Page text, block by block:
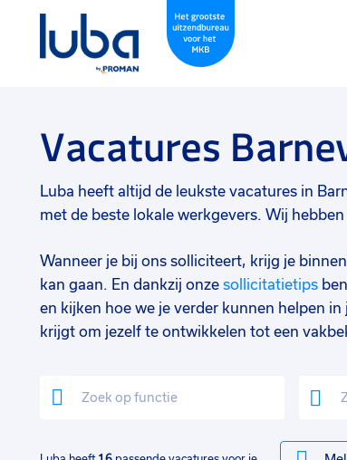
Vacatures
Luba heeft altijd de leukste vacatures in
met de beste lokale werkgevers. Wij
Wanneer je bij ons solliciteert, krijg je
kan gaan. En dankzij onze sollicitatietips
en kijken hoe we je verder kunnen helpen
krijgt om jezelf te ontwikkelen tot een